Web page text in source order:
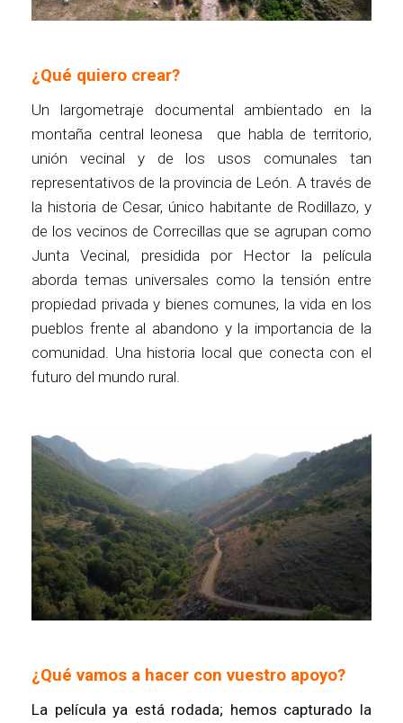
¿Qué quiero crear?
Un largometraje documental ambientado en la
montaña central leonesa que habla de territorio,
unión vecinal y de los usos comunales tan
representativos de la provincia de León. A través de
la historia de Cesar, único habitante de Rodillazo, y
de los vecinos de Correcillas que se agrupan como
Junta Vecinal, presidida por Hector la película
aborda temas universales como la tensión entre
propiedad privada y bienes comunes, la vida en los
pueblos frente al abandono y la importancia de la
comunidad. Una historia local que conecta con el
futuro del mundo rural.
¿Qué vamos a hacer con vuestro apoyo?
La película ya está rodada; hemos capturado la